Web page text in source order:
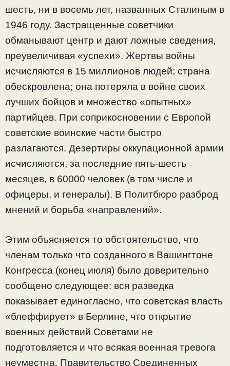
шесть, ни в восемь лет, названных Сталиным в
1946 году. Застращенные советчики
обманывают центр и дают ложные сведения,
преувеличивая «успехи». Жертвы войны
исчисляются в 15 миллионов людей; страна
обескровлена; она потеряла в войне своих
лучших бойцов и множество «опытных»
партийцев. При соприкосновении с Европой
советские воинские части быстро
разлагаются. Дезертиры оккупационной армии
исчисляются, за последние пять-шесть
месяцев, в 60000 человек (в том числе и
офицеры, и генералы). В Политбюро разброд
мнений и борьба «направлений».
Этим объясняется то обстоятельство, что
членам только что созданного в Вашингтоне
Конгресса (конец июля) было доверительно
сообщено следующее: вся разведка
показывает единогласно, что советская власть
«блеффирует» в Берлине, что открытие
военных действий Советами не
подготовляется и что всякая военная тревога
неуместна. Правительство Соединенных